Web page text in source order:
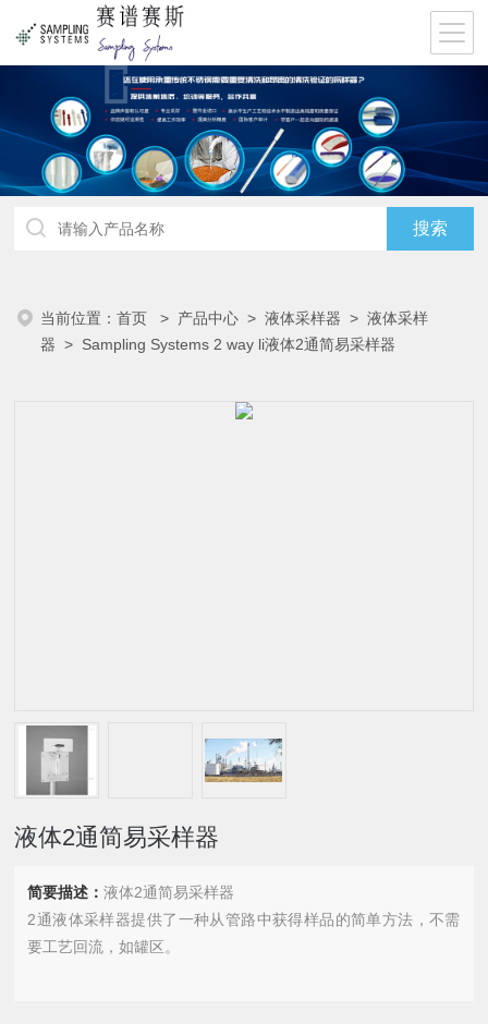
当前位置：首页 > 产品中心 >液体采样器 >液体采样
器 > Sampling Systems 2 way li液体2通简易采样器
液体2通简易采样器
简要描述：液体2通简易采样器
2通液体采样器提供了一种从管路中获得样品的简单方法，不需
要工艺回流，如罐区。